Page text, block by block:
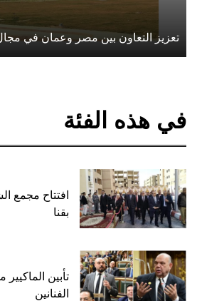
تعزيز التعاون بين مصر وعمان في
في هذه الفئة
افتتاح مجمع
بقنا
تأبين
الفنانين